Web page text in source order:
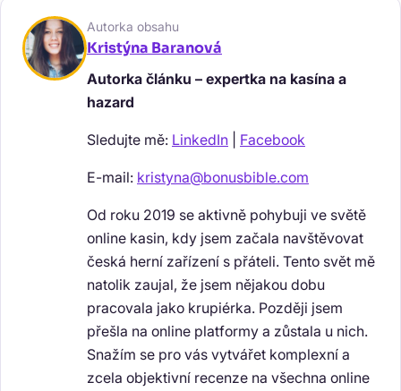
Autorka obsahu
Kristýna Baranová
Autorka článku – expertka na kasína a
hazard
Sledujte mě: LinkedIn Facebook
E-mail: kristyna@bonusbible.com
Od roku 2019 se aktivně pohybuji ve světě
online kasin, kdy jsem začala navštěvovat
česká herní zařízení s přáteli. Tento svět mě
natolik zaujal, že jsem nějakou dobu
pracovala jako krupiérka. Později jsem
přešla na online platformy a zůstala u nich.
Snažím se pro vás vytvářet komplexní a
zcela objektivní recenze na všechna online